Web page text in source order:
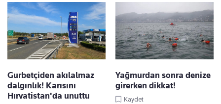
Gurbetçiden akılalmaz
dalgınlık! Karısını
Hırvatistan'da unuttu
Yağmurdan sonra denize
girerken dikkat!
Kaydet